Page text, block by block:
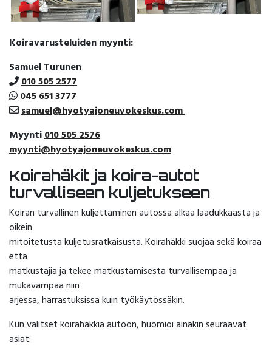
Koiravarusteluiden myynti:
Samuel Turunen
010 505 2577
045 651 3777
samuel@hyotyajoneuvokeskus.com
Myynti010 505 2576
myynti@hyotyajoneuvokeskus.com
Koirahäkit ja koira-autot
turvalliseen kuljetukseen
Koiran turvallinen kuljettaminen autossa alkaa laadukkaasta ja
oikein
mitoitetusta kuljetusratkaisusta. Koirahäkki suojaa sekä koiraa
että
matkustajia ja tekee matkustamisesta turvallisempaa ja
mukavampaa niin
arjessa, harrastuksissa kuin työkäytössäkin.
Kun valitset koirahäkkiä autoon, huomioi ainakin seuraavat
asiat: